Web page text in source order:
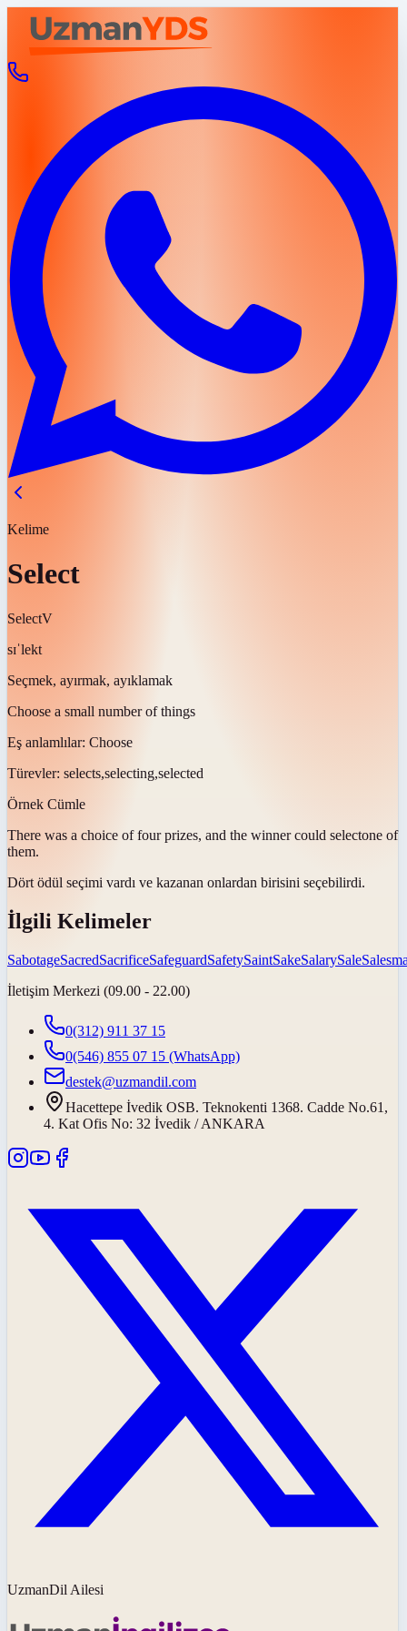
Kelime
Select
SelectV
sɪˈlekt
Seçmek, ayırmak, ayıklamak
Choose a small number of things
Eş anlamlılar: Choose
Türevler: selects,selecting,selected
Örnek Cümle
There was a choice of four prizes, and the winner could selectone of
them.
Dört ödül seçimi vardı ve kazanan onlardan birisini seçebilirdi.
İlgili Kelimeler
SabotageSacredSacrificeSafeguardSafetySaintSakeSalarySale
İletişim Merkezi (09.00 - 22.00)
0(312) 911 37 15
0(546) 855 07 15 (WhatsApp)
destek@uzmandil.com
Hacettepe İvedik OSB. Teknokenti 1368. Cadde No.61,
4. Kat Ofis No: 32 İvedik / ANKARA
UzmanDil Ailesi